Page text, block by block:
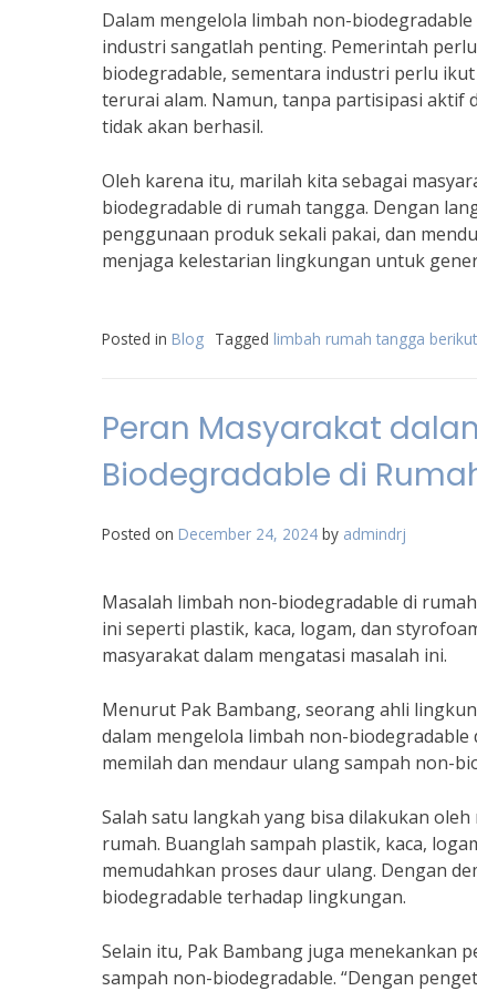
Dalam mengelola limbah non-
industri sangatlah penting. Pemerintah
biodegradable, sementara industri perlu
terurai alam. Namun, tanpa partisipasi aktif
tidak akan berhasil.
Oleh karena itu, marilah kita sebagai
biodegradable di rumah tangga. Dengan
penggunaan produk sekali pakai, dan
menjaga kelestarian lingkungan untuk
Posted in Blog Tagged limbah rumah tangga
Peran Masyarakat
Biodegradable di
Posted on December 24, 2024 by admindrj
Masalah limbah non-biodegradable di
ini seperti plastik, kaca, logam, dan
masyarakat dalam mengatasi masalah ini.
Menurut Pak Bambang, seorang ahli
dalam mengelola limbah non-
memilah dan mendaur ulang sampah non-
Salah satu langkah yang bisa dilakukan
rumah. Buanglah sampah plastik, kaca,
memudahkan proses daur ulang. Dengan
biodegradable terhadap lingkungan.
Selain itu, Pak Bambang juga menekankan
sampah non-biodegradable. “Dengan